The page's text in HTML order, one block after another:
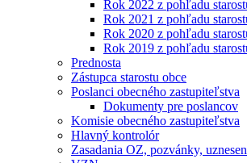
Rok 2022 z pohľadu
Rok 2021 z pohľadu
Rok 2020 z pohľadu
Rok 2019 z pohľadu
Prednosta
Zástupca starostu obce
Poslanci obecného zastupiteľstva
Dokumenty pre poslancov
Komisie obecného zastupiteľstva
Hlavný kontrolór
Zasadania OZ, pozvánky,